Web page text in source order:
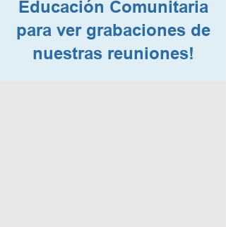
Educación Comunitaria
para ver grabaciones de
nuestras reuniones!